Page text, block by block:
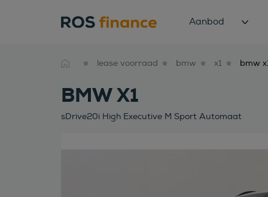
Aanbod
lease voorraad bmw x1
BMW X1
sDrive20i High Executive M Sport Automaat